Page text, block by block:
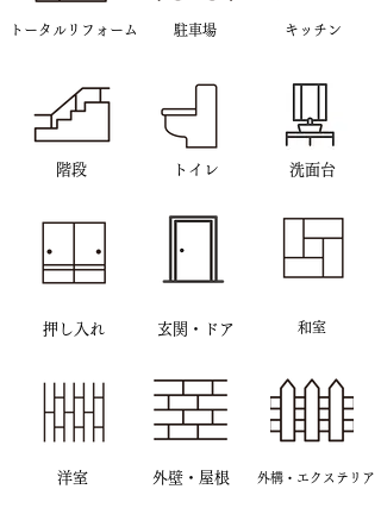
トータルリフォーム
階段
押し入れ
​洋室
​駐車場
トイレ
玄関・ドア
外壁・屋根
キッチン
洗面台
和室
外構・エクステリア